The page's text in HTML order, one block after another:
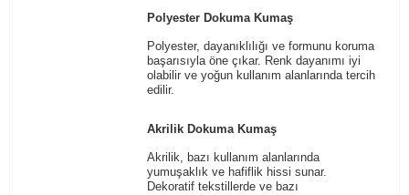
Polyester Dokuma Kumaş
Polyester, dayanıklılığı ve formunu koruma
başarısıyla öne çıkar. Renk dayanımı iyi
olabilir ve yoğun kullanım alanlarında tercih
edilir.
Akrilik Dokuma Kumaş
Akrilik, bazı kullanım alanlarında
yumuşaklık ve hafiflik hissi sunar.
Dekoratif tekstillerde ve bazı